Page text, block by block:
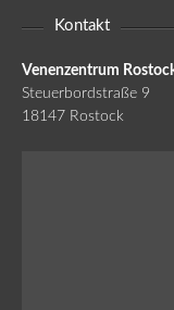
Kontakt
Venenzentrum
Steuerbordstraße 9
18147 Rostock